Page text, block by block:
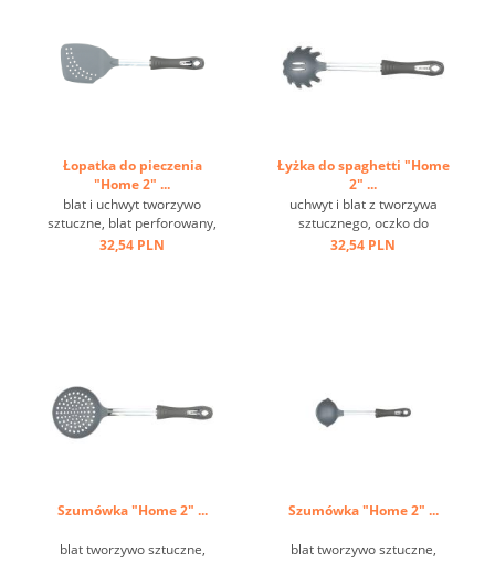
Łopatka do pieczenia
"Home 2" ...
blat i uchwyt tworzywo
sztuczne, blat perforowany,
metalowe oczko do
32,54 PLN
Łyżka do spaghetti "Home
2" ...
uchwyt i blat z tworzywa
sztucznego, oczko do
zawieszania ...
32,54 PLN
Szumówka "Home 2" ...
blat tworzywo sztuczne,
Szumówka "Home 2" ...
blat tworzywo sztuczne,